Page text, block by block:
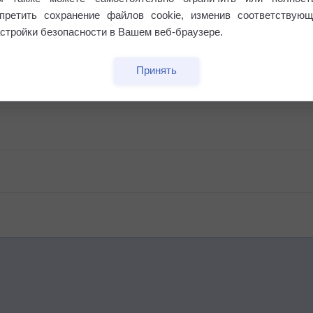
сохранение файлов cookie, изменив
безопасности в Вашем веб-браузере.
Принять